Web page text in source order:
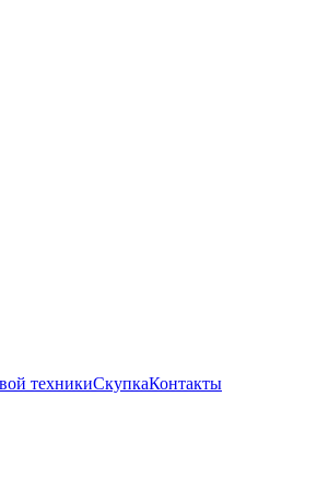
техникиСкупкаКонтакты